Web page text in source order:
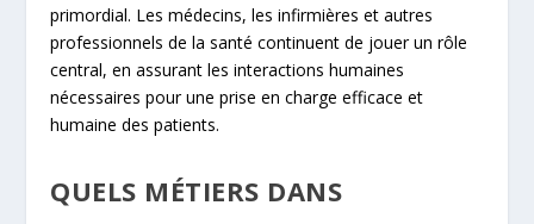
primordial. Les médecins, les infirmières et autres
professionnels de la santé continuent de jouer un rôle
central, en assurant les interactions humaines
nécessaires pour une prise en charge efficace et
humaine des patients.
QUELS MÉTIERS DANS